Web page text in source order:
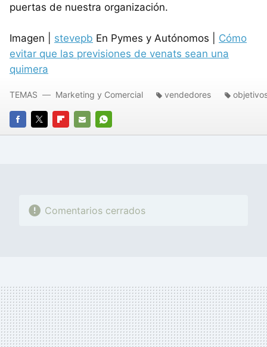
puertas de nuestra organización.
Imagen | stevepb En Pymes y Autónomos | Cómo
evitar que las previsiones de venats sean una
quimera
FACEBOOK
TWITTERFLIPBOARD
E-
WHATSAPP
TEMAS Marketing y Comercial vendedores
Comentarios cerrados